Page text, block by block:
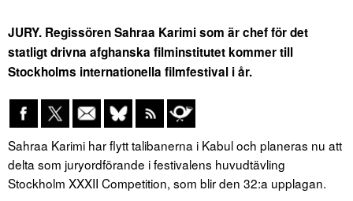
JURY. Regissören Sahraa Karimi som är chef för det
statligt drivna afghanska filminstitutet kommer till
Stockholms internationella filmfestival i år.
Sahraa Karimi har flytt talibanerna i Kabul och planeras nu att
delta som juryordförande i festivalens huvudtävling
Stockholm XXXII Competition, som blir den 32:a upplagan.